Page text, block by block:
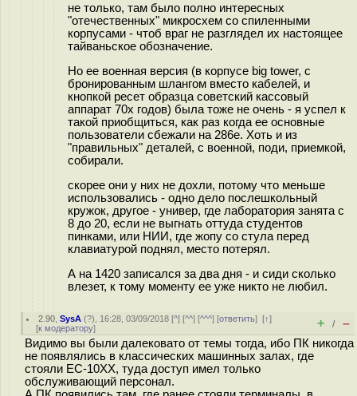
не только, там было полно интересных
"отечественных" микросхем со спиленными
корпусами - чтоб враг не разглядел их настоящее
тайваньское обозначение.
Но ее военная версия (в корпусе big tower, с
бронированным шлангом вместо кабелей, и
кнопкой ресет образца советский кассовый
аппарат 70х годов) была тоже не очень - я успел к
такой приобщиться, как раз когда ее основные
пользователи сбежали на 286е. Хоть и из
"правильных" деталей, с военной, поди, приемкой,
собирали.
скорее они у них не дохли, потому что меньше
использовались - одно дело послешкольный
кружок, другое - универ, где лаборатория занята с
8 до 20, если не выгнать оттуда студентов
пинками, или НИИ, где жопу со стула перед
клавиатурой поднял, место потерял.
А на 1420 записался за два дня - и сиди сколько
влезет, к тому моменту ее уже никто не любил.
2.90 ,SysA (?), 16:28, 03/09/2018 [^] [^^] [^^^] [ответить][↑]
[к модератору] + / –
Видимо вы были далековато от темы тогда, ибо ПК никогда
не появлялись в классических машинных залах, где
стояли ЕС-10ХХ, туда доступ имел только
обслуживающий персонал.